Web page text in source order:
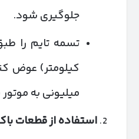
جلوگیری شود.
کیلومتر) عوض
میلیونی به
استفاده از قطعات